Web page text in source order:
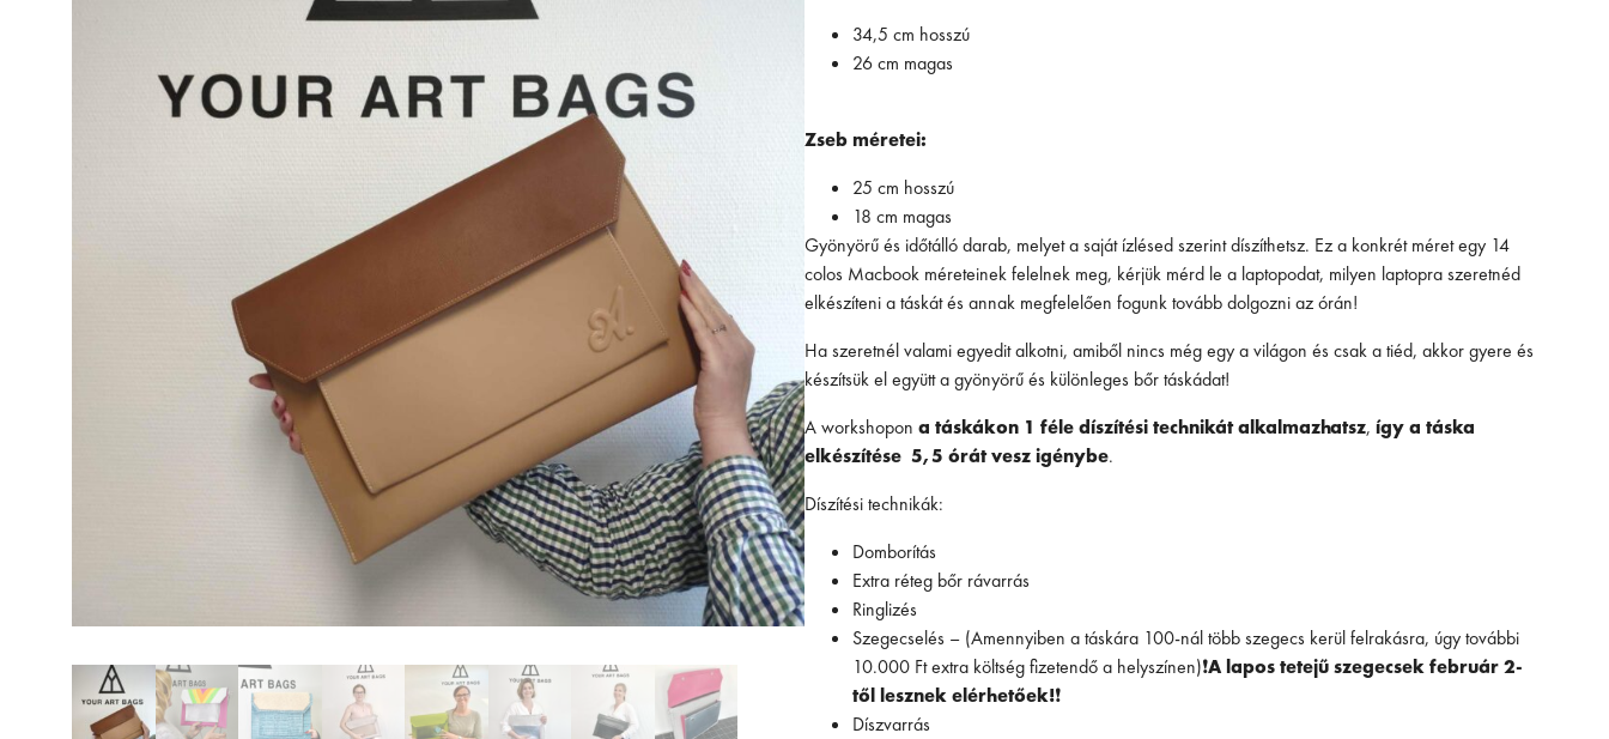
34,5 cm hosszú
26 cm magas
Zseb méretei:
25 cm hosszú
18 cm magas
Gyönyörű és időtálló darab, melyet a saját ízlésed szerint díszíthetsz. Ez a konkrét méret egy 14
colos Macbook méreteinek felelnek meg, kérjük mérd le a laptopodat, milyen laptopra szeretnéd
elkészíteni a táskát és annak megfelelően fogunk tovább dolgozni az órán!
Ha szeretnél valami egyedit alkotni, amiből nincs még egy a világon és csak a tiéd, akkor gyere és
készítsük el együtt a gyönyörű és különleges bőr táskádat!
A workshopon a táskákon 1 féle díszítési technikát alkalmazhatsz, így a táska
elkészítése 5,5 órát vesz igénybe.
Díszítési technikák:
Domborítás
Extra réteg bőr rávarrás
Ringlizés
Szegecselés – (Amennyiben a táskára 100-nál több szegecs kerül felrakásra, úgy további
10.000 Ft extra költség fizetendő a helyszínen)❗A lapos tetejű szegecsek február 2-
től lesznek elérhetőek!❗
Díszvarrás